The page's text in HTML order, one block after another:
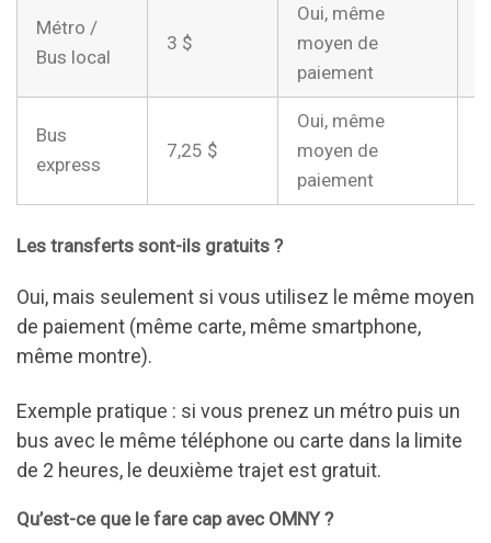
Métro /
Bus local
3 $
Oui, même
moyen de
paiement
Bus
express
7,25 $
Oui, même
moyen de
paiement
Les transferts sont-ils gratuits ?
Oui, mais seulement si vous utilisez le même moyen
de paiement (même carte, même smartphone,
même montre).
Exemple pratique : si vous prenez un métro puis un
bus avec le même téléphone ou carte dans la limite
de 2 heures, le deuxième trajet est gratuit.
Qu’est-ce que le fare cap avec OMNY ?